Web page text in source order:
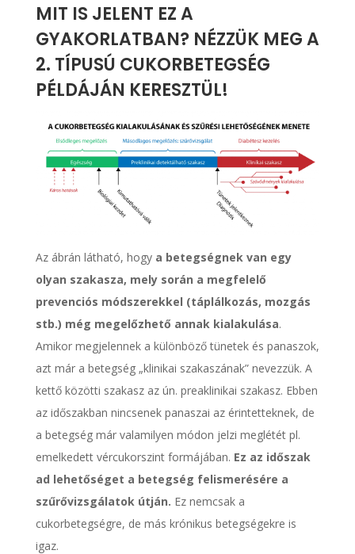
MIT IS JELENT EZ A
GYAKORLATBAN? NÉZZÜK MEG A
2. TÍPUSÚ CUKORBETEGSÉG
PÉLDÁJÁN KERESZTÜL!
Az ábrán látható, hogy a betegségnek van egy
olyan szakasza, mely során a megfelelő
prevenciós módszerekkel (táplálkozás, mozgás
stb.) még megelőzhető annak kialakulása.
Amikor megjelennek a különböző tünetek és panaszok,
azt már a betegség „klinikai szakaszának” nevezzük. A
kettő közötti szakasz az ún. preaklinikai szakasz. Ebben
az időszakban nincsenek panaszai az érintetteknek, de
a betegség már valamilyen módon jelzi meglétét pl.
emelkedett vércukorszint formájában. Ez az időszak
ad lehetőséget a betegség felismerésére a
szűrővizsgálatok útján. Ez nemcsak a
cukorbetegségre, de más krónikus betegségekre is
igaz.